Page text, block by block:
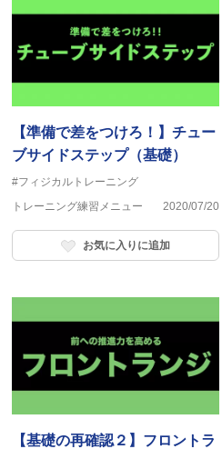
【準備で差をつけろ！】チュー
ブサイドステップ（基礎）
#フィジカルトレーニング
トレーニング練習メニュー
2020/07/20
お気に入りに追加
【基礎の再確認２】フロントラ